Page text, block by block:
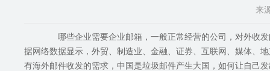
来
哪些企业需要企业邮箱，一般正常经营的公司，对外收发
据网络数据显示，外贸、制造业、金融、证券、互联网、媒体
有海外邮件收发的需求，中国是垃圾邮件产生大国，如何让自己